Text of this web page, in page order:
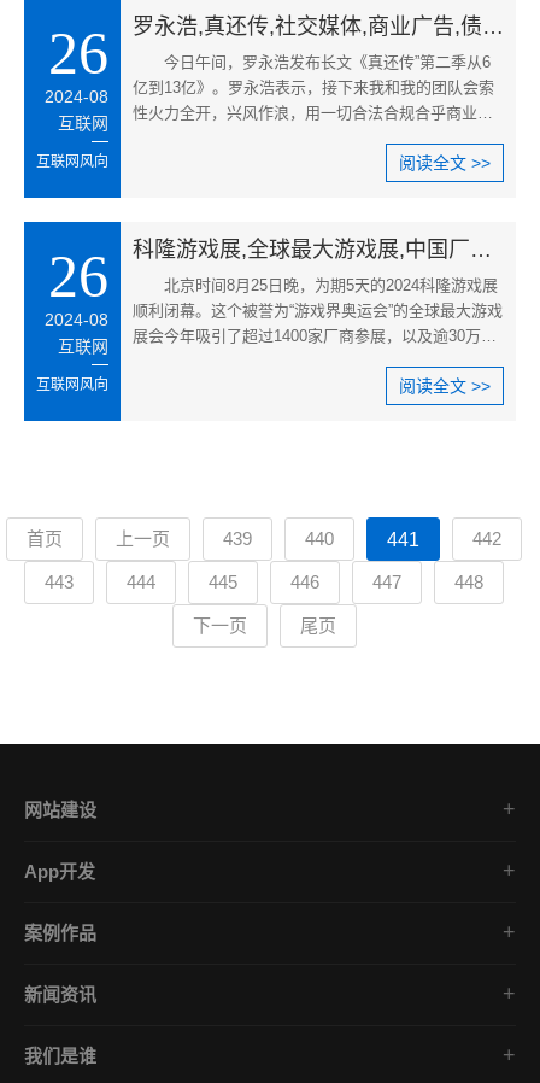
26
2024-08
互联网
互联网风向
罗永浩,真还传,社交媒体,商业广告,债务还款计划,综艺节目恢复
今日午间，罗永浩发布长文《真还传”第二季从6
亿到13亿》。罗永浩表示，接下来我和我的团队会索
性火力全开，兴风作浪，用一切合法合规合乎商业伦
阅读全文 >>
26
2024-08
互联网
互联网风向
科隆游戏展,全球最大游戏展,中国厂商参展,游戏发布会,2024科隆游戏展,中国游戏厂商参与
北京时间8月25日晚，为期5天的2024科隆游戏展
顺利闭幕。这个被誉为“游戏界奥运会”的全球最大游戏
展会今年吸引了超过1400家厂商参展，以及逾30万名
阅读全文 >>
首页 上一页 439 440 441 442
443 444 445 446 447 448
下一页 尾页
网站建设
集团企业官网
营销网站设计
商城网站定制
App开发
电商App开发
金融App开发
社交App开发
案例作品
品牌网站建设
微信小程序
新闻资讯
学习课堂
我们是谁